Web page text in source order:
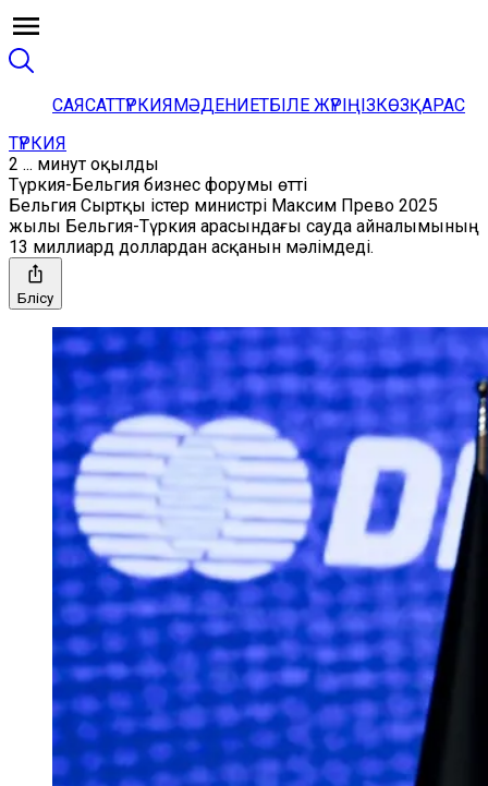
САЯСАТТҮРКИЯМӘДЕНИЕТБІЛЕ ЖҮРІҢІЗКӨЗҚАРАС
ТҮРКИЯ
2 ... минут оқылды
Түркия-Бельгия бизнес форумы өтті
Бельгия Сыртқы істер министрі Максим Прево 2025
жылы Бельгия-Түркия арасындағы сауда айналымының
13 миллиард доллардан асқанын мәлімдеді.
Бөлісу